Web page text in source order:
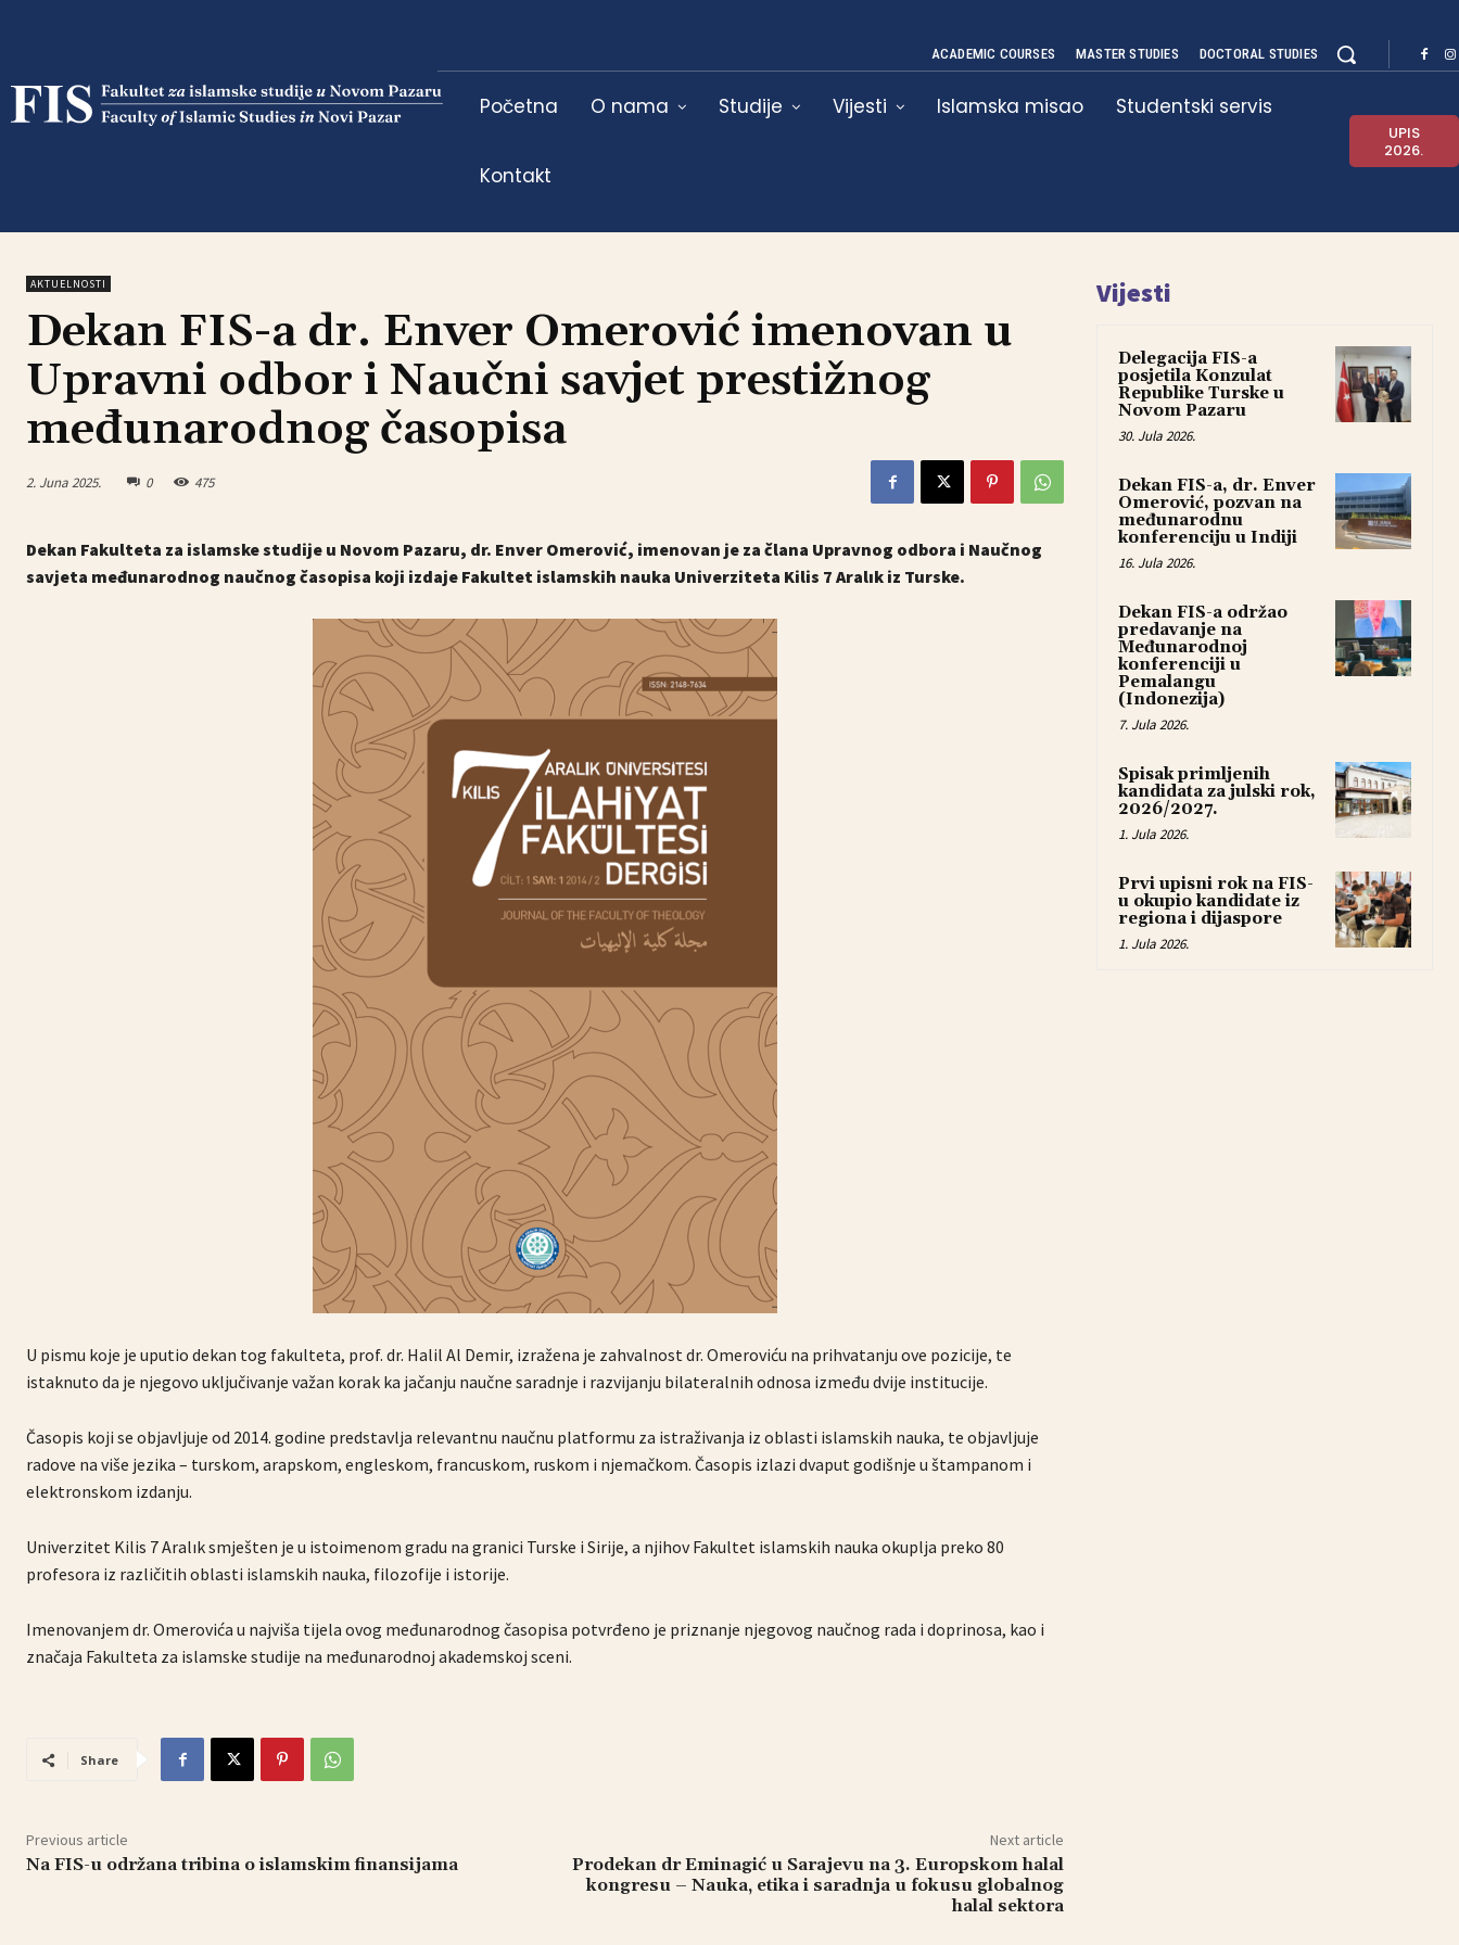
ACADEMIC COURSES MASTER STUDIES DOCTORAL STUDIES
Početna O nama Studije Vijesti Islamska misao Studentski servis
Kontakt
UPIS
2026.
AKTUELNOSTI
Dekan FIS-a dr. Enver Omerović imenovan u
Upravni odbor i Naučni savjet prestižnog
međunarodnog časopisa
2. Juna 2025. 0 475
Dekan Fakulteta za islamske studije u Novom Pazaru, dr. Enver Omerović, imenovan je za člana Upravnog odbora i Naučnog
savjeta međunarodnog naučnog časopisa koji izdaje Fakultet islamskih nauka Univerziteta Kilis 7 Aralık iz Turske.
U pismu koje je uputio dekan tog fakulteta, prof. dr. Halil Al Demir, izražena je zahvalnost dr. Omeroviću na prihvatanju ove pozicije, te
istaknuto da je njegovo uključivanje važan korak ka jačanju naučne saradnje i razvijanju bilateralnih odnosa između dvije institucije.
Časopis koji se objavljuje od 2014. godine predstavlja relevantnu naučnu platformu za istraživanja iz oblasti islamskih nauka, te objavljuje
radove na više jezika – turskom, arapskom, engleskom, francuskom, ruskom i njemačkom. Časopis izlazi dvaput godišnje u štampanom i
elektronskom izdanju.
Univerzitet Kilis 7 Aralık smješten je u istoimenom gradu na granici Turske i Sirije, a njihov Fakultet islamskih nauka okuplja preko 80
profesora iz različitih oblasti islamskih nauka, filozofije i istorije.
Imenovanjem dr. Omerovića u najviša tijela ovog međunarodnog časopisa potvrđeno je priznanje njegovog naučnog rada i doprinosa, kao i
značaja Fakulteta za islamske studije na međunarodnoj akademskoj sceni.
Share
Previous article
Na FIS-u održana tribina o islamskim finansijama
Next article
Prodekan dr Eminagić u Sarajevu na 3. Europskom halal
kongresu – Nauka, etika i saradnja u fokusu globalnog
halal sektora
Vijesti
Delegacija FIS-a
posjetila Konzulat
Republike Turske u
Novom Pazaru
30. Jula 2026.
Dekan FIS-a, dr. Enver
Omerović, pozvan na
međunarodnu
konferenciju u Indiji
16. Jula 2026.
Dekan FIS-a održao
predavanje na
Međunarodnoj
konferenciji u
Pemalangu
(Indonezija)
7. Jula 2026.
Spisak primljenih
kandidata za julski rok,
2026/2027.
1. Jula 2026.
Prvi upisni rok na FIS-
u okupio kandidate iz
regiona i dijaspore
1. Jula 2026.